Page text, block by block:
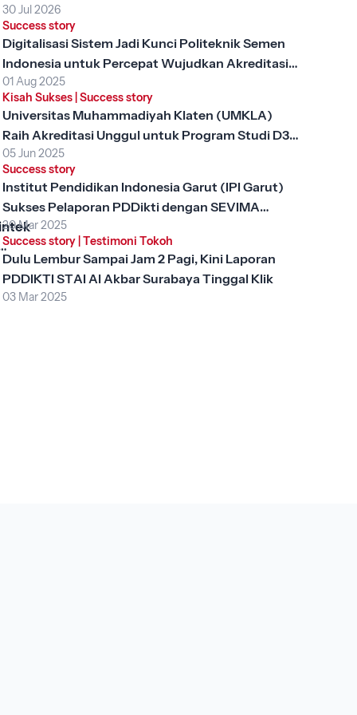
30 Jul 2026
Success story
Digitalisasi Sistem Jadi Kunci Politeknik Semen
Indonesia untuk Percepat Wujudkan Akreditasi
Unggul
01 Aug 2025
Kisah Sukses| Success story
Universitas Muhammadiyah Klaten (UMKLA)
Raih Akreditasi Unggul untuk Program Studi D3
Keperawatan dengan SEVIMA Platform
05 Jun 2025
Success story
Institut Pendidikan Indonesia Garut (IPI Garut)
Sukses Pelaporan PDDikti dengan SEVIMA
Platform
20 Mar 2025
Success story| Testimoni Tokoh
Dulu Lembur Sampai Jam 2 Pagi, Kini Laporan
PDDIKTI STAI Al Akbar Surabaya Tinggal Klik
03 Mar 2025